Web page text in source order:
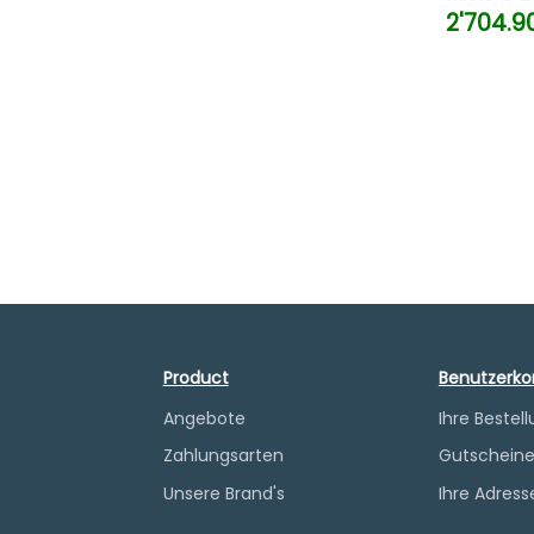
Product
Angebote
Zahlungsarten
Unsere Brand's
Ihre
Gutscheine
Ihre